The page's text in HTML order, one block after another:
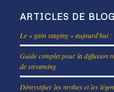
ARTICLES DE
Le « gain staging » aujourd'hui :
Guide complet pour la diffusion
de streaming
Démystifier les mythes et les